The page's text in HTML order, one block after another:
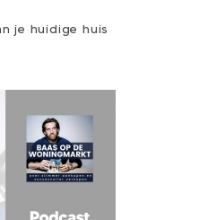
je huidige huis